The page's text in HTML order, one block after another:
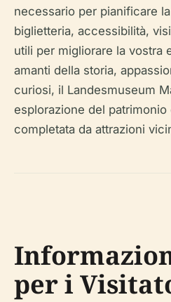
necessario per pianificare
biglietteria, accessibilità,
utili per migliorare la vostra
amanti della storia,
curiosi, il Landesmuseum
esplorazione del patrimonio
completata da attrazioni
per i